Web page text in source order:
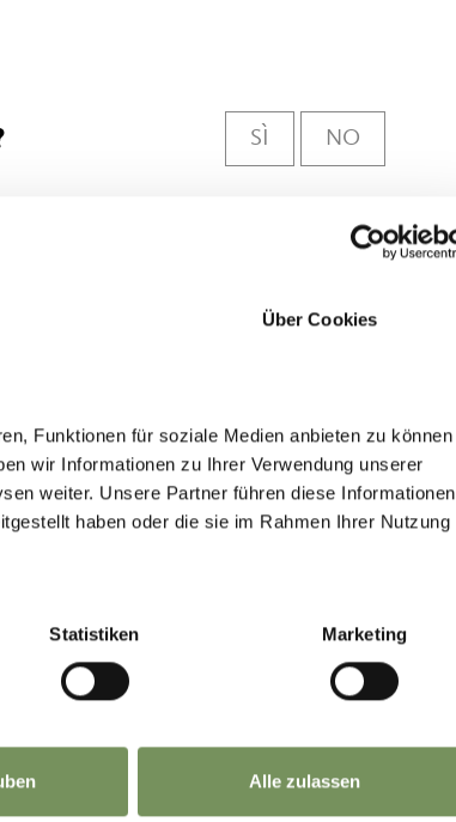
Über Cookies
Funktionen für soziale Medien anbieten zu können
wir Informationen zu Ihrer Verwendung unserer
weiter. Unsere Partner führen diese Informationen
haben oder die sie im Rahmen Ihrer Nutzung
Statistiken Marketing
Alle zulassen
SÌ NO